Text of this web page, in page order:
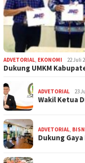
ADVETORIAL EKONOMI 22 Juli
Dukung UMKM
ADVETORIAL 23
Wakil Ketua
ADVETORIAL
Dukung